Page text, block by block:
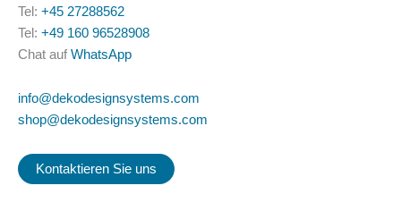
Tel: +45 27288562
Tel: +49 160 96528908
Chat auf WhatsApp
info@dekodesignsystems.com
shop@dekodesignsystems.com
Kontaktieren Sie uns